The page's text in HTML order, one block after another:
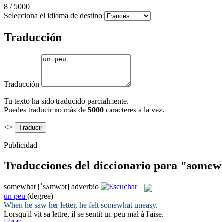
8 / 5000
Selecciona el idioma de destino
Traducción
Traducción
Tu texto ha sido traducido parcialmente.
Puedes traducir no más de 5000 caracteres a la vez.
<>
Publicidad
Traducciones del diccionario para
somewhat [ˈsʌmwɔt] adverbio
un peu (degree)
When he saw her letter, he felt somewhat uneasy.
Lorsqu'il vit sa lettre, il se sentit un peu mal à l'aise.